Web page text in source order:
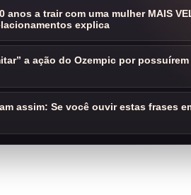
anos a trair com uma mulher MAIS
explica
a ação do Ozempic por possuírem
assim: Se você ouvir estas frases